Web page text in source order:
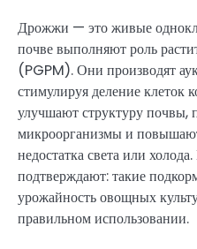
Дрожжи — это живые
почве выполняют роль
(PGPM). Они производят
стимулируя деление клеток
улучшают структуру почвы,
микроорганизмы и
недостатка света или
подтверждают: такие
урожайность овощных
правильном использовании.